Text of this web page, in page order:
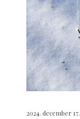
2024. december 17.